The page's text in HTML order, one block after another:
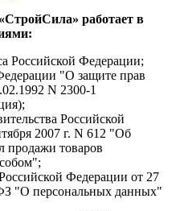
работает в
Российской Федерации;
"О защите прав
N 2300-1
Российской
2007 г. N 612 "Об
продажи товаров
Федерации от 27
"О персональных данных"